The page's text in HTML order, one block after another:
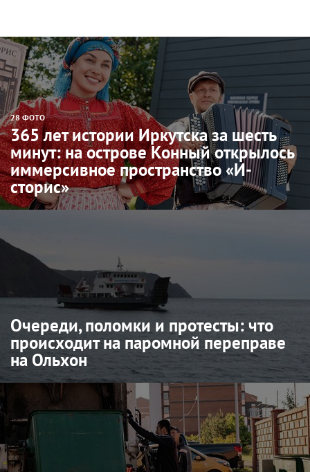
28 ФОТО
365 лет истории Иркутска за шесть
минут: на острове Конный открылось
иммерсивное пространство «И-
сторис»
Очереди, поломки и протесты: что
происходит на паромной переправе
на Ольхон